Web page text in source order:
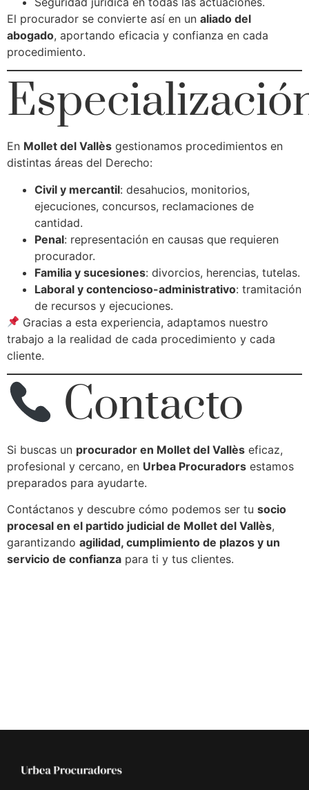
El procurador se convierte así en un aliado del
abogado, aportando eficacia y confianza en cada
procedimiento.
En Mollet del Vallès gestionamos procedimientos en
distintas áreas del Derecho:
Civil y mercantil: desahucios, monitorios,
ejecuciones, concursos, reclamaciones de
cantidad.
Penal: representación en causas que requieren
procurador.
Familia y sucesiones: divorcios, herencias, tutelas.
Laboral y contencioso-administrativo: tramitación
de recursos y ejecuciones.
Gracias a esta experiencia, adaptamos nuestro
trabajo a la realidad de cada procedimiento y cada
cliente.
Contacto
Si buscas un procurador en Mollet del Vallès eficaz,
profesional y cercano, en Urbea Procuradors estamos
preparados para ayudarte.
Contáctanos y descubre cómo podemos ser tu socio
procesal en el partido judicial de Mollet del Vallès,
garantizando agilidad, cumplimiento de plazos y un
servicio de confianza para ti y tus clientes.